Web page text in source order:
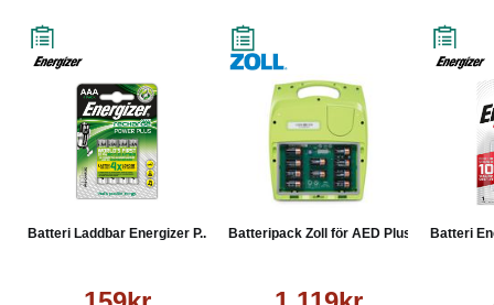
Batteri Laddbar Energizer P... Batteripack Zoll för AED Plus Batteri